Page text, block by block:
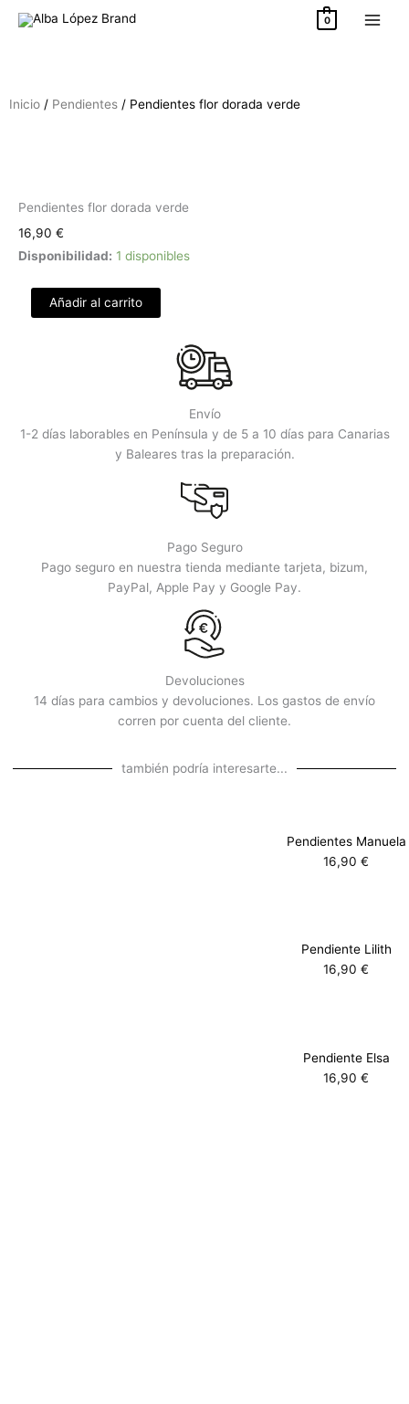
0
Inicio / Pendientes / Pendientes flor dorada verde
Pendientes flor dorada verde
16,90 €
Disponibilidad: 1 disponibles
Pendientes
dorada
verde
Añadir al carrito
Envío
1-2 días laborables en Península y de 5 a 10 días para Canarias
y Baleares tras la preparación.
Pago Seguro
Pago seguro en nuestra tienda mediante tarjeta, bizum,
PayPal, Apple Pay y Google Pay.
Devoluciones
14 días para cambios y devoluciones. Los gastos de envío
corren por cuenta del cliente.
también podría interesarte...
Pendientes Manuela
16,90€
Pendiente Lilith
16,90€
Pendiente Elsa
16,90€